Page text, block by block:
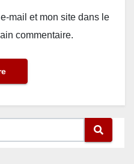
mail et mon site dans le
commentaire.